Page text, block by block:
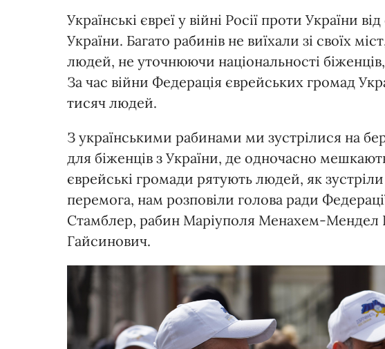
Українські євреї у війні Росії проти України
України. Багато рабинів не виїхали зі своїх
людей, не уточнюючи національності
За час війни Федерація єврейських громад
тисяч людей.
З українськими рабинами ми зустрілися на
для біженців з України, де одночасно
єврейські громади рятують людей, як
перемога, нам розповіли голова ради
Стамблер, рабин Маріуполя Менахем-Мендел
Гайсинович.